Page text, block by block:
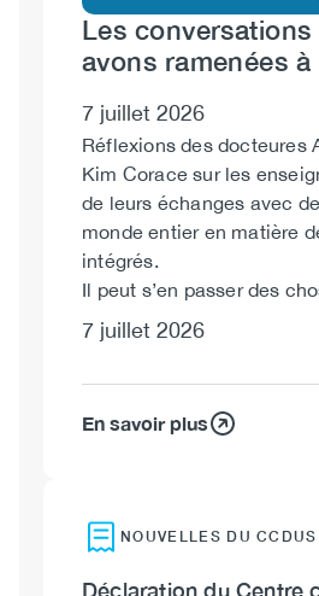
Les
avons ramenées à
7 juillet 2026
Réflexions des docteures
Kim Corace sur les
de leurs échanges avec
monde entier en matière
intégrés.
Il peut s’en passer des
7 juillet 2026
En savoir plus
NOUVELLES DU CCDUS
Déclaration du Centre